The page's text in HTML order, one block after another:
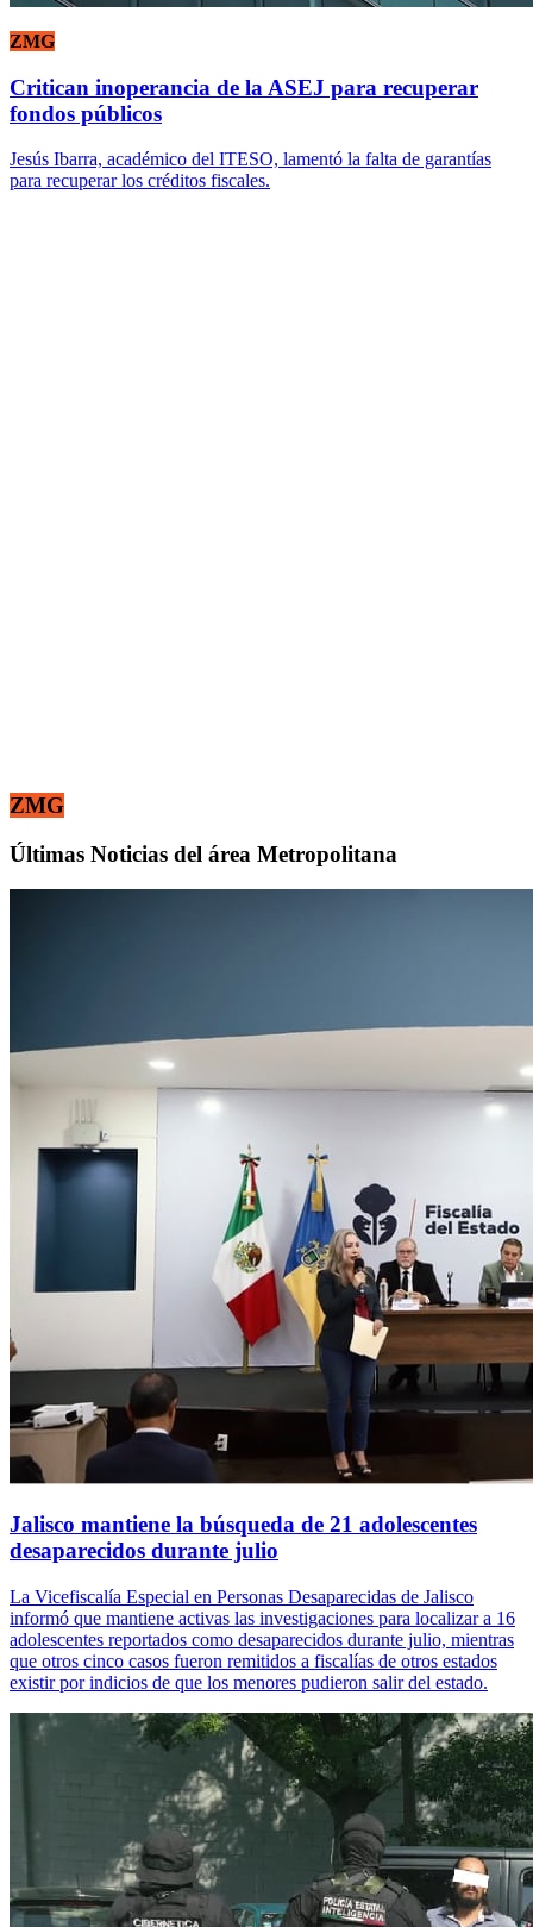
ZMG
Critican inoperancia de la ASEJ para recuperar
fondos públicos
Jesús Ibarra, académico del ITESO, lamentó la falta de garantías
para recuperar los créditos fiscales.
ZMG
Últimas Noticias del área Metropolitana
Jalisco mantiene la búsqueda de 21 adolescentes
desaparecidos durante julio
La Vicefiscalía Especial en Personas Desaparecidas de Jalisco
informó que mantiene activas las investigaciones para localizar a 16
adolescentes reportados como desaparecidos durante julio, mientras
que otros cinco casos fueron remitidos a fiscalías de otros estados
existir por indicios de que los menores pudieron salir del estado.